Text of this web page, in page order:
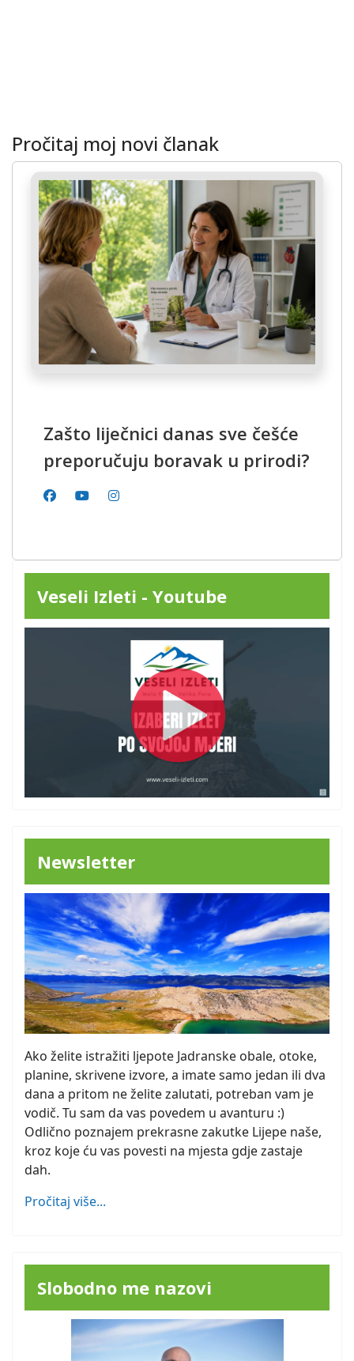
Pročitaj moj novi članak
Zašto liječnici danas sve češće
preporučuju boravak u prirodi?
Veseli Izleti - Youtube
Newsletter
Ako želite istražiti ljepote Jadranske obale, otoke,
planine, skrivene izvore, a imate samo jedan ili dva
dana a pritom ne želite zalutati, potreban vam je
vodič. Tu sam da vas povedem u avanturu :)
Odlično poznajem prekrasne zakutke Lijepe naše,
kroz koje ću vas povesti na mjesta gdje zastaje
dah.
Pročitaj više...
Slobodno me nazovi